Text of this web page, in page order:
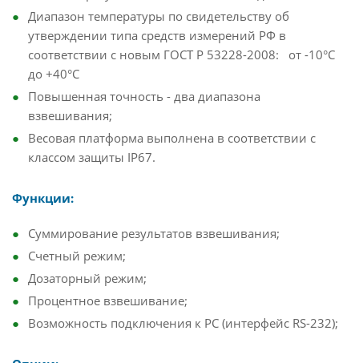
Диапазон температуры по свидетельству об
утверждении типа средств измерений РФ в
соответствии с новым ГОСТ P 53228-2008: от -10°С
до +40°С
Повышенная точность - два диапазона
взвешивания;
Весовая платформа выполнена в соответствии с
классом защиты IP67.
Функции:
Суммирование результатов взвешивания;
Счетный режим;
Дозаторный режим;
Процентное взвешивание;
Возможность подключения к PC (интерфейс RS-232);